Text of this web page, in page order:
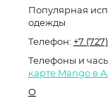
Популярная
одежды
Телефон: +7
Телефоны и
карте Mango в
О